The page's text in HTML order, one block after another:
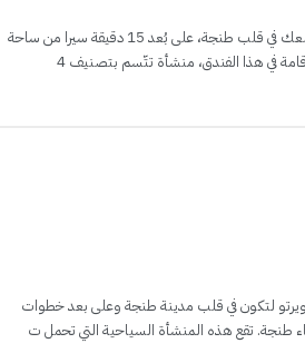
الإقامة في فريدج هوتل أند سبا تضعك في قلب طنجة، على بُعد 15 دقيقة سيرا من ساحة
بويرتو لتكون في قلب مدينة طنجة وعلى بعد خطوات
التي تحمل ت